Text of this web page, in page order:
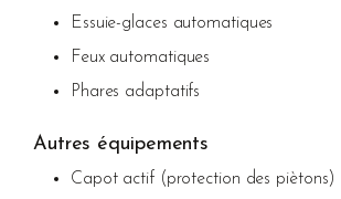
Essuie-glaces automatiques
Feux automatiques
Phares adaptatifs
Autres équipements
Capot actif (protection des piètons)